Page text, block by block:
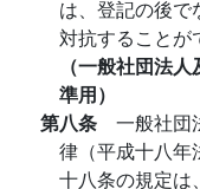
は、登記の後で
対抗することが
（一般社団法
準用）
第八条 一般社団
律（平成十八年
十八条の規定は